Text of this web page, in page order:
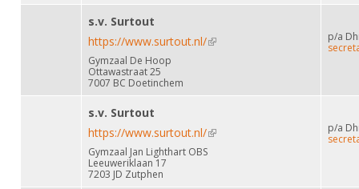
s.v. Surtout
https://www.surtout.nl/(link is external)
Gymzaal De Hoop
Ottawastraat 25
7007 BC Doetinchem
p/a
s.v. Surtout
https://www.surtout.nl/(link is external)
Gymzaal Jan Lighthart OBS
Leeuweriklaan 17
7203 JD Zutphen
p/a